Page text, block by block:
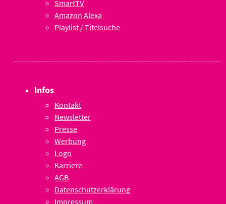
SmartTV
Amazon Alexa
Playlist / Titelsuche
Infos
Kontakt
Newsletter
Presse
Werbung
Logo
Karriere
AGB
Datenschutzerklärung
Impressum